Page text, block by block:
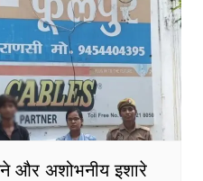
और अशोभनीय इशारे